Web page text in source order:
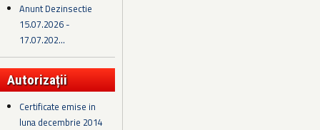
Anunt Dezinsectie
15.07.2026 -
17.07.202...
Autorizații
Certificate emise in
luna decembrie 2014